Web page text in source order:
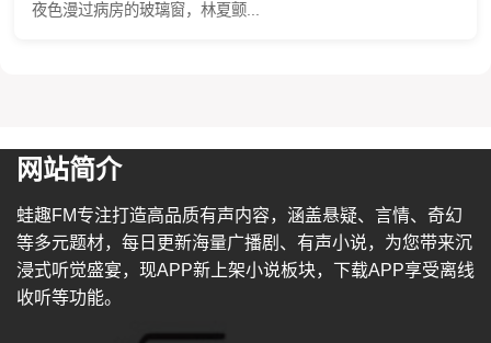
夜色漫过病房的玻璃窗，林夏颤...
网站简介
蛙趣FM专注打造高品质有声内容，涵盖悬疑、言情、奇幻
等多元题材，每日更新海量广播剧、有声小说，为您带来沉
浸式听觉盛宴，现APP新上架小说板块，下载APP享受离线
收听等功能。